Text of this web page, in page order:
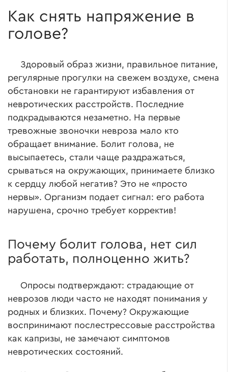
Как снять напряжение в
голове?
Здоровый образ жизни, правильное питание,
регулярные прогулки на свежем воздухе, смена
обстановки не гарантируют избавления от
невротических расстройств. Последние
подкрадываются незаметно. На первые
тревожные звоночки невроза мало кто
обращает внимание. Болит голова, не
высыпаетесь, стали чаще раздражаться,
срываться на окружающих, принимаете близко
к сердцу любой негатив? Это не «просто
нервы». Организм подает сигнал: его работа
нарушена, срочно требует корректив!
Почему болит голова, нет сил
работать, полноценно жить?
Опросы подтверждают: страдающие от
неврозов люди часто не находят понимания у
родных и близких. Почему? Окружающие
воспринимают послестрессовые расстройства
как капризы, не замечают симптомов
невротических состояний.